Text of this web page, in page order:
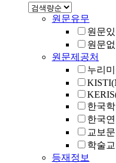
원문유무
원문
원문
원문제공처
누리
한국
한국
교보
학술
등재정보